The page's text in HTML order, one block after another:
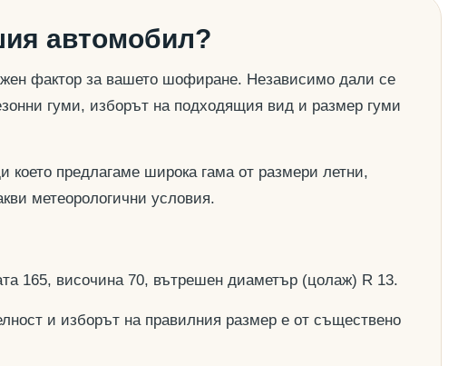
автомобил?
фактор за вашето шофиране. Независимо дали се
гуми, изборът на подходящия вид и размер гуми
предлагаме широка гама от размери летни,
метеорологични условия.
165, височина 70, вътрешен диаметър (цолаж) R 13.
и изборът на правилния размер е от съществено